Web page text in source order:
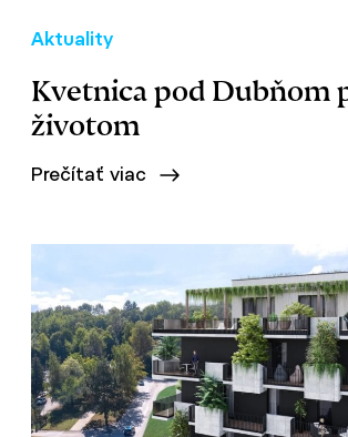
Aktuality
Kvetnica pod Dubňom
životom
Prečítať viac